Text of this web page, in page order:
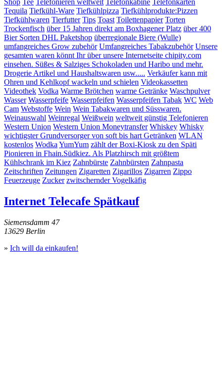
Tequila Tiefkühl-Ware Tiefkühlpizza Tiefkühlprodukte:Pizzen
Tiefkühlwaren Tierfutter Tips Toast Toilettenpapier Torten
Trockenfisch über 15 Jahren direkt am Boxhagener Platz über 400
Bier Sorten DHL Paketshop überregionale Biere (Wulle)
umfangreiches Grow zubehör Umfangreiches Tabakzubehör Unsere
gesamten waren könnt Ihr über unsere Internetseite chipity.com
einsehen. Süßes & Salziges Schokoladen und Haribo und mehr.
Drogerie Artikel und Haushaltswaren usw..... Verkäufer kann mit
Ohren und Kehlkopf wackeln und schielen Videokassetten
Videothek Vodka Warme Brötchen warme Getränke Waschpulver
Wasser Wasserpfeife Wasserpfeifen Wasserpfeifen Tabak WC Web
Cam Webstoffe Wein Wein Tabakwaren und Süsswaren.
Weinauswahl Weinregal Weißwein weltweit günstig Telefonieren
Western Union Western Union Moneytransfer Whiskey Whisky
wichtigster Grundversorger von soft bis hart Getränken WLAN
kostenlos Wodka YumYum zählt der Boxi-Kiosk zu den Späti
Pionieren in Fhain.Südkiez. Als Platzhirsch mit größtem
Kühlschrank im Kiez Zahnbürste Zahnbürsten Zahnpasta
Zeitschriften Zeitungen Zigaretten Zigarillos Zigarren Zippo
Feuerzeuge Zucker zwitschernder Vogelkäfig
Internet Telecafe Spätkauf
Siemensdamm 47
13629 Berlin
» Ich will da einkaufen!